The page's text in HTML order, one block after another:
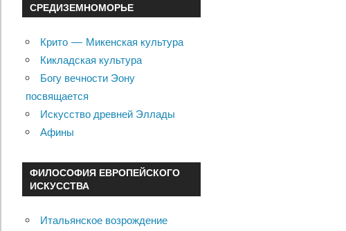
СРЕДИЗЕМНОМОРЬЕ
Крито — Микенская культура
Кикладская культура
Богу вечности Эону
посвящается
Искусство древней Эллады
Афины
ФИЛОСОФИЯ ЕВРОПЕЙСКОГО
ИСКУССТВА
Итальянское возрождение